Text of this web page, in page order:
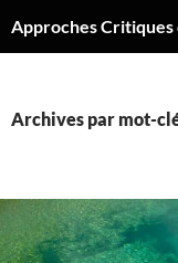
au
Archives par mot-